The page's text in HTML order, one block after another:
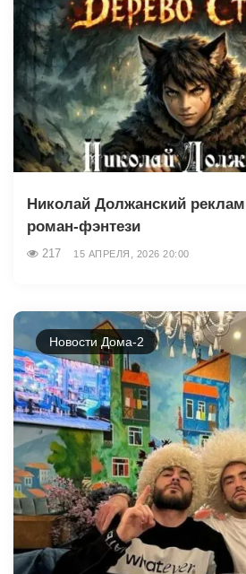
Николай Должанский
роман-фэнтези
217 15 АПРЕЛЯ, 2026 20:00
Новости Дома-2